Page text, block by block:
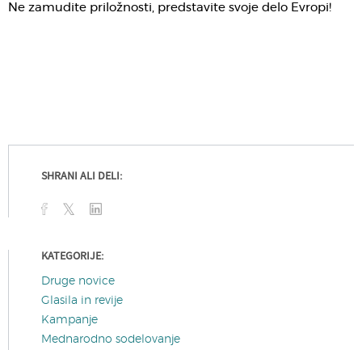
Ne zamudite priložnosti, predstavite svoje delo Evropi!
SHRANI ALI DELI:
KATEGORIJE:
Druge novice
Glasila in revije
Kampanje
Mednarodno sodelovanje